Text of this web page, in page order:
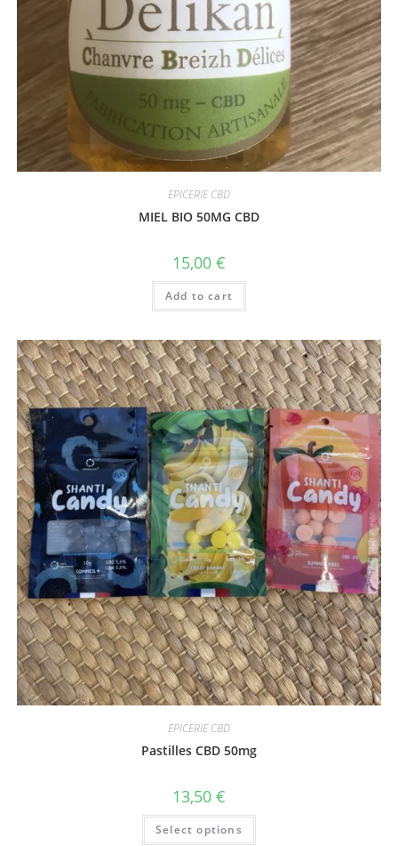
EPICERIE CBD
MIEL BIO 50MG CBD
15,00 €
Add to cart
EPICERIE CBD
Pastilles CBD 50mg
13,50 €
Select options